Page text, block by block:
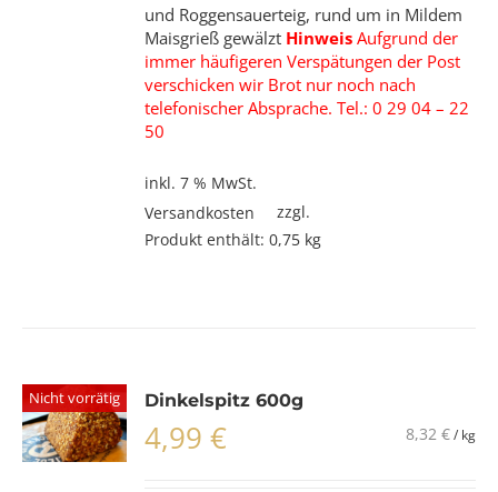
und Roggensauerteig, rund um in Mildem
Maisgrieß gewälzt Hinweis Aufgrund der
immer häufigeren Verspätungen der Post
verschicken wir Brot nur noch nach
telefonischer Absprache. Tel.: 0 29 04 – 22
50
inkl. 7 % MwSt.
zzgl.
Versandkosten
Produkt enthält: 0,75 kg
Nicht vorrätig Dinkelspitz 600g
4,99€ 8,32 €/ kg